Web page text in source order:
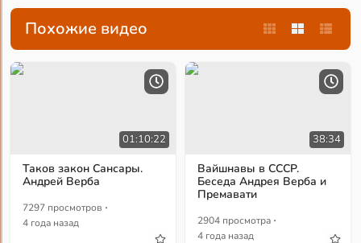
Похожие видео
01:10:22
Таков закон Сансары.
Андрей Верба
7297 просмотров ·
4 года назад
38:34
Вайшнавы в СССР.
Беседа Андрея Верба и
Премавати
2904 просмотра ·
4 года назад